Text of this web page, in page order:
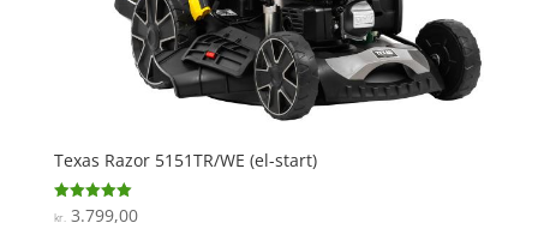
Texas Razor 5151TR/WE (el-start)
Vurderet
5
kr. 3.799,00